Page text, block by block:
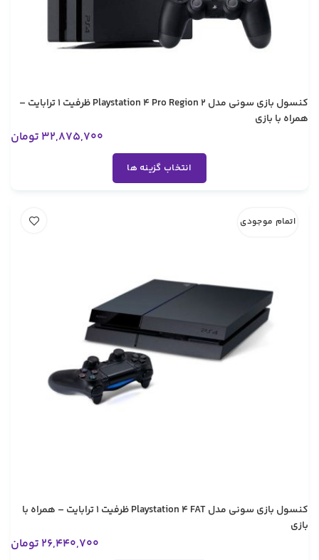
کنسول بازی سونی مدل Playstation 4 Pro Region 2 ظرفیت 1 ترابایت –
همراه با بازی
32,875,700 تومان
انتخاب گزینه ها
اتمام موجودی
کنسول بازی سونی مدل Playstation 4 FAT ظرفیت 1 ترابایت – همراه با
بازی
26,440,700 تومان